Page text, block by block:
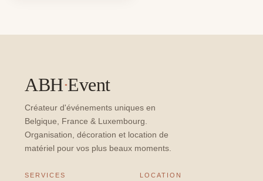
ABH·Event
Créateur d'événements uniques en
Belgique, France & Luxembourg.
Organisation, décoration et location de
matériel pour vos plus beaux moments.
SERVICES LOCATION